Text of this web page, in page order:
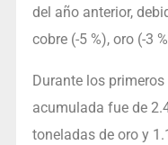
del año anterior,
cobre (-5 %), oro (-3
Durante los
acumulada fue de
toneladas de oro y